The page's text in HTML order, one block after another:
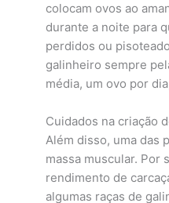
colocam ovos ao
durante a noite para
perdidos ou
galinheiro sempre
média, um ovo por
Cuidados na criação
Além disso, uma das
massa muscular. Por
rendimento de
algumas raças de